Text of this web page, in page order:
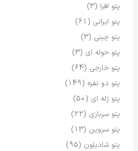
پتو افرا (3)
پتو ایرانی (61)
پتو چینی (3)
پتو حوله ای (3)
پتو خارجی (64)
پتو دو نفره (149)
پتو ژله ای (50)
پتو سربازی (22)
پتو سروین (13)
پتو شادیلون (95)